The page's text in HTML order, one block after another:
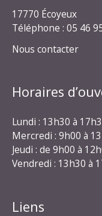
17770 Écoyeux
Téléphone : 05 46
Nous contacter
Horaires
Lundi : 13h30 à
Mercredi : 9h00 à
Jeudi : de 9h00 à
Vendredi : 13h30 à
Liens